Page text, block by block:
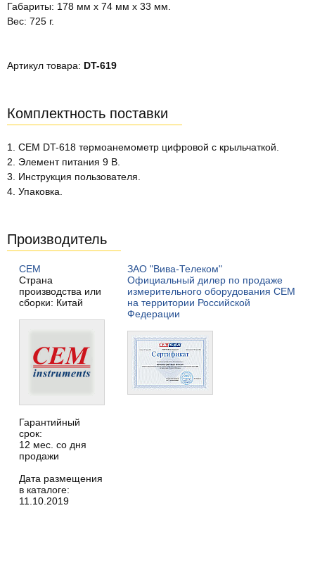
Габариты: 178 мм х 74 мм х 33 мм.
Вес: 725 г.
Артикул товара: DT-619
Комплектность поставки
1. CEM DT-618 термоанемометр цифровой с крыльчаткой.
2. Элемент питания 9 В.
3. Инструкция пользователя.
4. Упаковка.
Производитель
CEM
Страна
производства или
сборки: Китай
Гарантийный
срок:
12 мес. со дня
продажи
Дата размещения
в каталоге:
11.10.2019
ЗАО "Вива-Телеком"
Официальный дилер по продаже
измерительного оборудования CEM
на территории Российской
Федерации